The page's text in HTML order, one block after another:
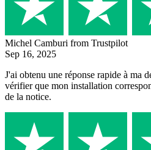
Michel Camburi from Trustpilot
Sep 16, 2025
J'ai obtenu une réponse rapide à ma
vérifier que mon installation
de la notice.